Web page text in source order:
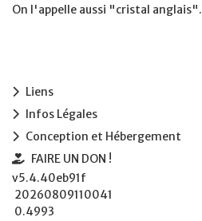
On l'appelle aussi "cristal anglais".
Liens
Infos Légales
Conception et Hébergement
FAIRE UN DON !
v5.4.40eb91f
20260809110041
0.4993